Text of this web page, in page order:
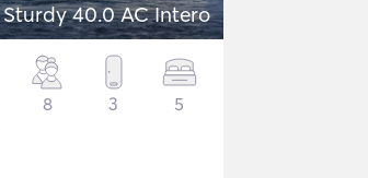
40.0 AC Intero
8 3 5